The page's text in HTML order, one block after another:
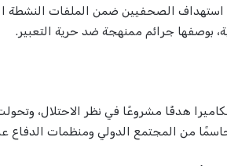
استهداف الصحفيين ضمن الملفات
بوصفها جرائم ممنهجة ضد حرية التعبير.
هدفًا مشروعًا في نظر الاحتلال،
من المجتمع الدولي ومنظمات الدفاع